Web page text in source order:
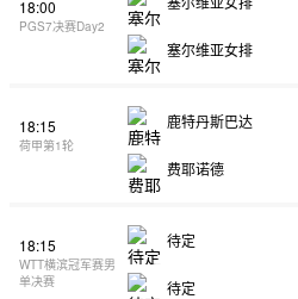
18:00
PGS7决赛Day2
塞尔维亚女排
18:15
荷甲第1轮
鹿特丹斯巴达
费耶诺德
18:15
WTT横滨冠军赛男
单决赛
待定
待定